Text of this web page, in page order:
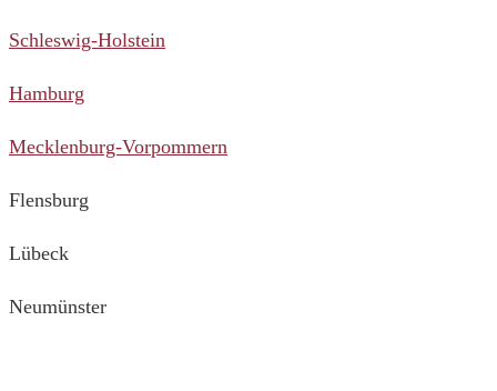
Schleswig-Holstein
Hamburg
Mecklenburg-Vorpommern
Flensburg
Lübeck
Neumünster